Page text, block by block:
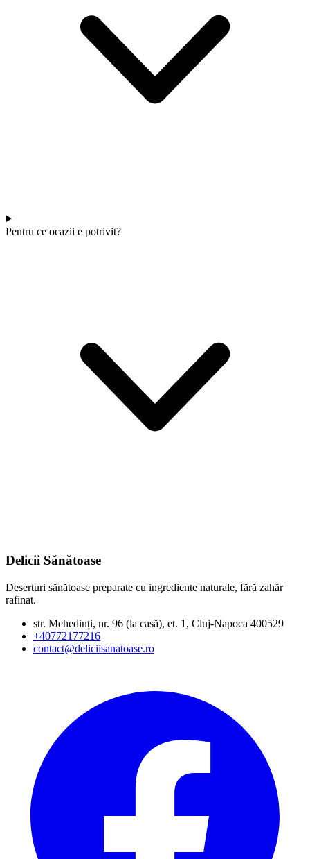
Pentru ce ocazii e potrivit?
Delicii Sănătoase
Deserturi sănătoase preparate cu ingrediente naturale, fără zahăr
rafinat.
str. Mehedinți, nr. 96 (la casă), et. 1, Cluj-Napoca 400529
+40772177216
contact@deliciisanatoase.ro